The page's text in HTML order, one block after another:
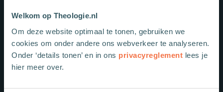
Welkom op Theologie.nl
Om deze website optimaal te tonen, gebruiken we
cookies om onder andere ons webverkeer te analyseren.
Onder ‘details tonen’ en in ons privacyreglement lees je
hier meer over.